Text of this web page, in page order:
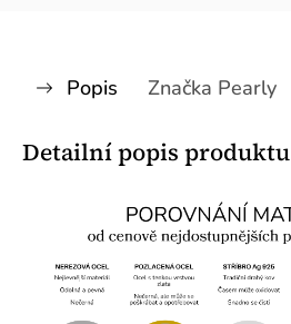
Popis Značka Pearly
Detailní popis produktu